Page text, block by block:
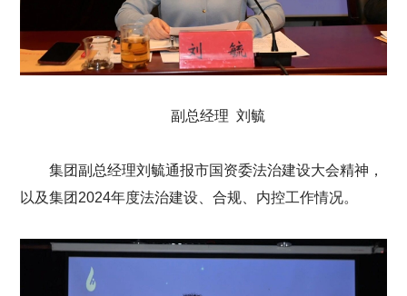
副总经理 刘毓
集团副总经理刘毓通报市国资委法治建设大会精神，
以及集团2024年度法治建设、合规、内控工作情况。